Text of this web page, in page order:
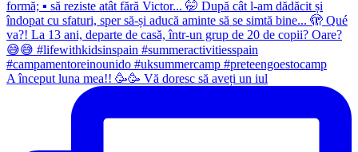
A început luna mea!! 🥳🥳 Vă doresc să aveți un iul